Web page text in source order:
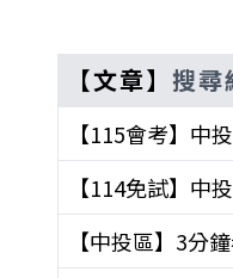
【文章】 搜尋
【115會考】中
【114免試】中
【中投區】3分